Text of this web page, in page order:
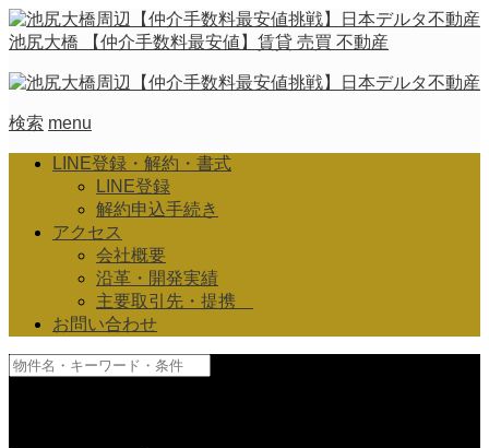
池尻大橋 【仲介手数料最安値】賃貸 売買 不動産
検索 menu
LINE登録・解約・書式
LINE登録
解約申込手続き
アクセス
会社概要
沿革・開発実績
主要取引先・提携
お問い合わせ